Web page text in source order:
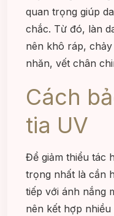
quan trọng giúp
chắc. Từ đó, làn
nên khô ráp,
nhăn, vết chân
Cách
tia UV
Để giảm thiểu tác
trọng nhất là cần
tiếp với ánh nắng
nên kết hợp